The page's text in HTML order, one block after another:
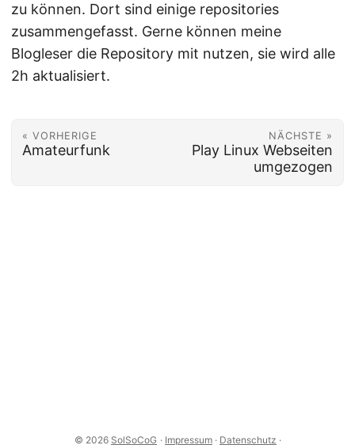
zu können. Dort sind einige repositories
zusammengefasst. Gerne können meine
Blogleser die Repository mit nutzen, sie wird alle
2h aktualisiert.
« VORHERIGE
Amateurfunk
NÄCHSTE »
Play Linux Webseiten
umgezogen
© 2026 SolSoCoG · Impressum · Datenschutz ·